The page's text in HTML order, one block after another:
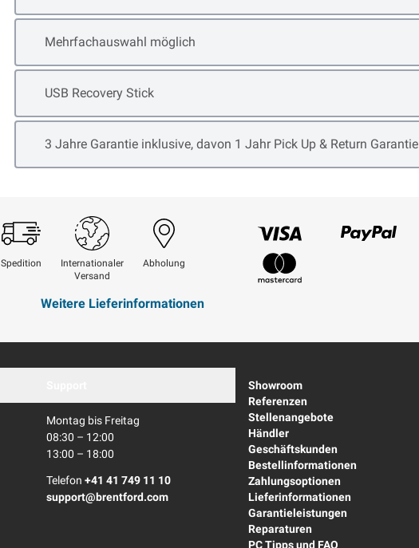
Mehrfachauswahl möglich
Open item options
USB Recovery Stick
Open item options
3 Jahre Garantie inklusive, davon 1 Jahr Pick Up & Return Garantie
Open item options
Spedition
Internationaler
Versand
Abholung
Weitere Lieferinformationen
Visum
Montag bis Freitag
08:30 – 12:00
13:00 – 18:00
Telefon +41 41 749 11 10
support@brentford.com
Showroom
Referenzen
Stellenangebote
Händler
Geschäftskunden
Bestellinformationen
Zahlungsoptionen
Lieferinformationen
Garantieleistungen
Reparaturen
PC Tipps und FAQ